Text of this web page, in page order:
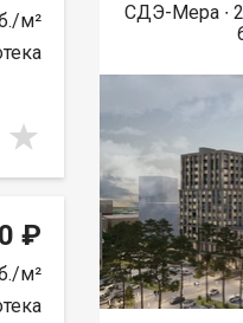
м²
₽
м²
СДЭ-Мера ∙